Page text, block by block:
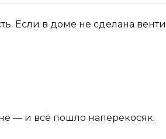
Если в доме не сделана
— и всё пошло наперекосяк.